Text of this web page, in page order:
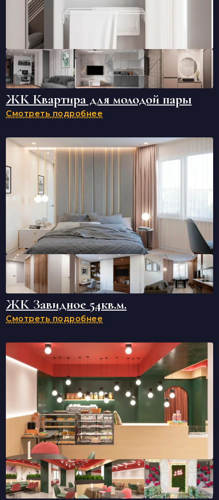
ЖК Квартира для молодой пары
Смотреть подробнее
ЖК Завидное 54кв.м.
Смотреть подробнее